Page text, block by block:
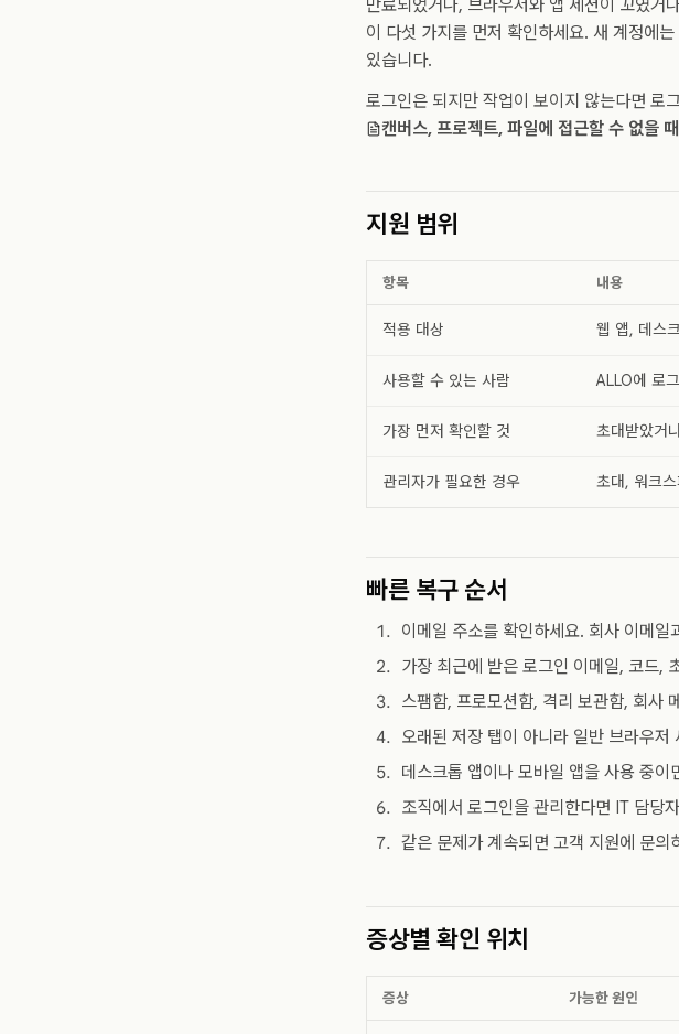
만료되었거나, 브라우저와 앱 세션이 꼬였거
이 다섯 가지를 먼저 확인하세요. 새 계정에
있습니다.
로그인은 되지만 작업이 보이지 않는다면 로
캔버스, 프로젝트, 파일에 접근할 수 없을 때
지원 범위
항목 내용
적용 대상 웹 앱, 데스
사용할 수 있는 사람 ALLO에 로
가장 먼저 확인할 것 초대받았거
관리자가 필요한 경우 초대, 워크
빠른 복구 순서
이메일 주소를 확인하세요. 회사 이메
가장 최근에 받은 로그인 이메일, 코드,
스팸함, 프로모션함, 격리 보관함, 회사
오래된 저장 탭이 아니라 일반 브라우저
데스크톱 앱이나 모바일 앱을 사용 중이
조직에서 로그인을 관리한다면 IT 담당
같은 문제가 계속되면 고객 지원에 문의
증상별 확인 위치
증상 가능한 원인